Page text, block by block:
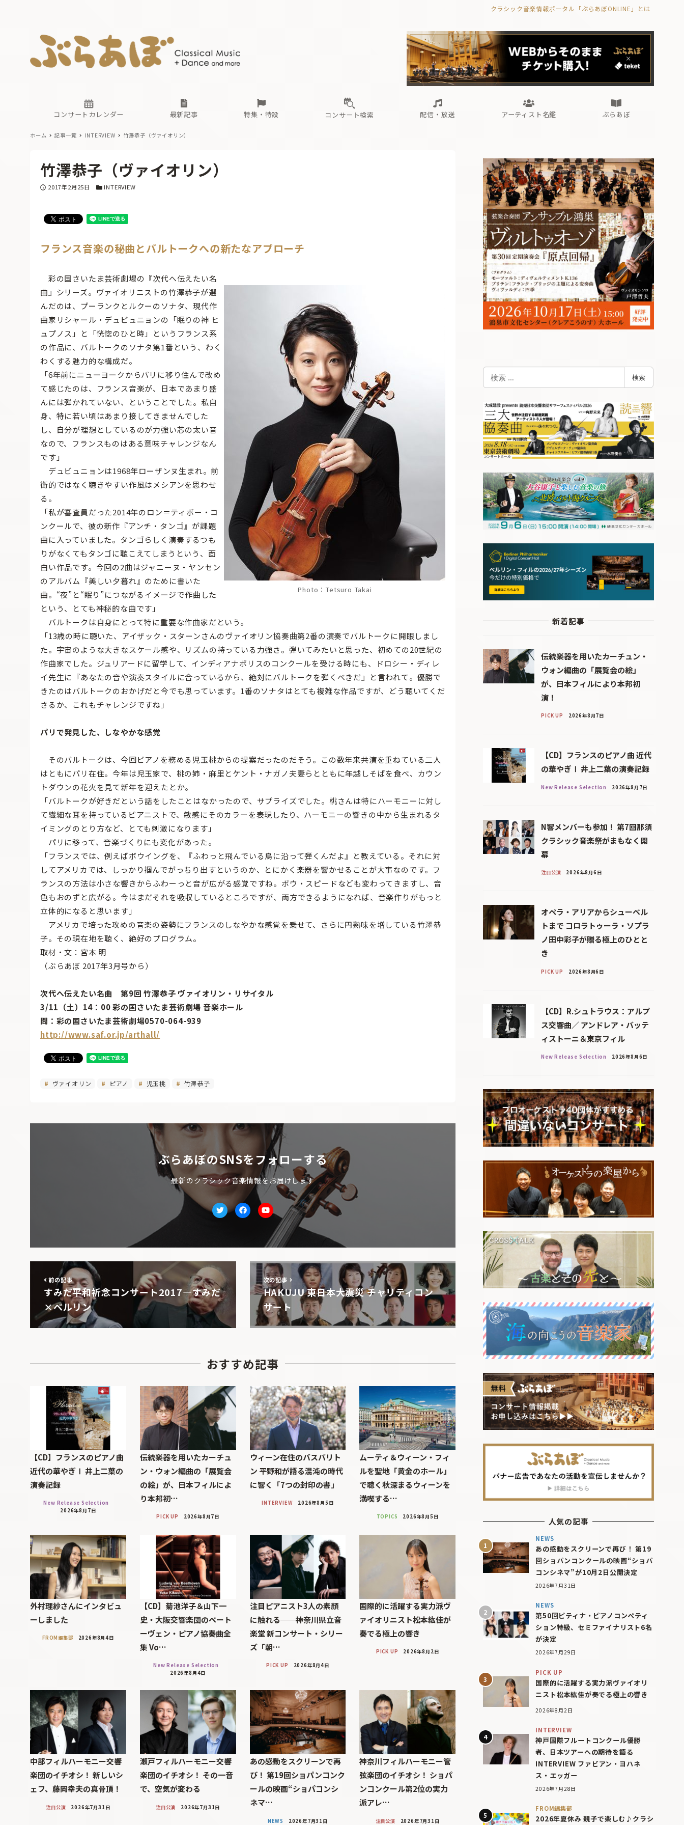
クラシック音楽情報ポータル「ぶらあぼONLINE」とは
コンサートカレンダー 最新記事
古楽とその先と ぶらあぼブラス！
フォルテピアノ・オデッセイ
特集・特設
現場のプロが推す！間違いないオーケストラコンサート
コンサート検索 配信・放送
無料ライブ配信スケジュール
アーティスト名鑑
あ か
ぶらあぼ
古楽とその先と 海の向こうの音楽家 Aからの眺望 ぶらあぼブラス！
フォルテピアノ・オデッセイ
過去の特集
無料ライブ配信スケジュール
あ か さ
ホーム 記事一覧 INTERVIEW 竹澤恭子（ヴァイオリン）
竹澤恭子（ヴァイオリン）
投稿日
2017年2月25日 カテゴリー
INTERVIEW
フランス音楽の秘曲とバルトークへの新たなアプローチ
Photo：Tetsuro Takai
彩の国さいたま芸術劇場の『次代へ伝えたい名
曲』シリーズ。ヴァイオリニストの竹澤恭子が選
んだのは、プーランクとルクーのソナタ、現代作
曲家リシャール・デュビュニョンの「眠りの神 ヒ
ュプノス」と「恍惚のひと時」というフランス系
の作品に、バルトークのソナタ第1番という、わく
わくする魅力的な構成だ。
「6年前にニューヨークからパリに移り住んで改め
て感じたのは、フランス音楽が、日本であまり盛
んには弾かれていない、ということでした。私自
身、特に若い頃はあまり接してきませんでした
し、自分が理想としているのが力強い芯の太い音
なので、フランスものはある意味チャレンジなん
です」
デュビュニョンは1968年ローザンヌ生まれ。前
衛的ではなく聴きやすい作風はメシアンを思わせ
る。
「私が審査員だった2014年のロン＝ティボー・コ
ンクールで、彼の新作『アンチ・タンゴ』が課題
曲に入っていました。タンゴらしく演奏するつも
りがなくてもタンゴに聴こえてしまうという、面
白い作品です。今回の2曲はジャニーヌ・ヤンセン
のアルバム『美しい夕暮れ』のために書いた
曲。“夜”と“眠り”につながるイメージで作曲した
という、とても神秘的な曲です」
バルトークは自身にとって特に重要な作曲家だという。
「13歳の時に聴いた、アイザック・スターンさんのヴァイオリン協奏曲第2番の演奏でバルトークに開眼しまし
た。宇宙のような大きなスケール感や、リズムの持っている力強さ。弾いてみたいと思った、初めての20世紀の
作曲家でした。ジュリアードに留学して、インディアナポリスのコンクールを受ける時にも、ドロシー・ディレ
イ先生に『あなたの音や演奏スタイルに合っているから、絶対にバルトークを弾くべきだ』と言われて。優勝で
きたのはバルトークのおかげだと今でも思っています。1番のソナタはとても複雑な作品ですが、どう聴いてくだ
さるか、これもチャレンジですね」
パリで発見した、しなやかな感覚
そのバルトークは、今回ピアノを務める児玉桃からの提案だったのだそう。この数年来共演を重ねている二人
はともにパリ在住。今年は児玉家で、桃の姉・麻里とケント・ナガノ夫妻らとともに年越しそばを食べ、カウン
トダウンの花火を見て新年を迎えたとか。
「バルトークが好きだという話をしたことはなかったので、サプライズでした。桃さんは特にハーモニーに対し
て繊細な耳を持っているピアニストで、敏感にそのカラーを表現したり、ハーモニーの響きの中から生まれるタ
イミングのとり方など、とても刺激になります」
パリに移って、音楽づくりにも変化があった。
「フランスでは、例えばボウイングを、『ふわっと飛んでいる鳥に沿って弾くんだよ』と教えている。それに対
してアメリカでは、しっかり掴んでがっちり出すというのか、とにかく楽器を響かせることが大事なのです。フ
ランスの方法は小さな響きからふわーっと音が広がる感覚ですね。ボウ・スピードなども変わってきますし、音
色もおのずと広がる。今はまだそれを吸収しているところですが、両方できるようになれば、音楽作りがもっと
立体的になると思います」
アメリカで培った攻めの音楽の姿勢にフランスのしなやかな感覚を乗せて、さらに円熟味を増している竹澤恭
子。その現在地を聴く、絶好のプログラム。
取材・文：宮本 明
（ぶらあぼ 2017年3月号から）
次代へ伝えたい名曲 第9回 竹澤恭子 ヴァイオリン・リサイタル
3/11（土）14：00 彩の国さいたま芸術劇場 音楽ホール
問：彩の国さいたま芸術劇場0570-064-939
http://www.saf.or.jp/arthall/
ヴァイオリン ピアノ 児玉桃 竹澤恭子
ぶらあぼのSNSをフォローする
最新のクラシック音楽情報をお届けします
TwitterfacebookYoutube
前の記事
すみだ平和祈念コンサート2017―すみだ
×ベルリン
次の記事
HAKUJU 東日本大震災 チャリティコン
サート
おすすめ記事
【CD】フランスのピアノ曲
近代の華やぎⅠ 井上二葉の
演奏記録
New Release Selection
2026年8月7日
伝統楽器を用いたカーチュ
ン・ウォン編曲の「展覧会
の絵」が、日本フィルによ
り本邦初…
PICK UP 2026年8月7日
ウィーン在住のバスバリト
ン 平野和が語る混沌の時代
に響く「7つの封印の書」
INTERVIEW 2026年8月5日
ムーティ＆ウィーン・フィ
ルを聖地「黄金のホール」
で聴く秋深まるウィーンを
満喫する…
TOPICS 2026年8月5日
外村理紗さんにインタビュ
ーしました
FROM編集部 2026年8月4日
【CD】菊池洋子＆山下一
史・大阪交響楽団のベート
ーヴェン・ピアノ協奏曲全
集 Vo…
New Release Selection
2026年8月4日
注目ピアニスト3人の素顔
に触れる──神奈川県立音
楽堂 新コンサート・シリー
ズ「朝…
PICK UP 2026年8月4日
国際的に活躍する実力派ヴ
ァイオリニスト松本紘佳が
奏でる極上の響き
PICK UP 2026年8月2日
中部フィルハーモニー交響
楽団のイチオシ！ 新しいシ
ェフ、藤岡幸夫の真骨頂！
注目公演 2026年7月31日
瀬戸フィルハーモニー交響
楽団のイチオシ！ その一音
で、空気が変わる
注目公演 2026年7月31日
あの感動をスクリーンで再
び！ 第19回ショパンコンク
ールの映画“ショパコンシ
ネマ…
NEWS 2026年7月31日
神奈川フィルハーモニー管
弦楽団のイチオシ！ ショパ
ンコンクール第2位の実力
派アレ…
注目公演 2026年7月31日
検
索
検索
新着記事
伝統楽器を用いたカーチュン・
ウォン編曲の「展覧会の絵」
が、日本フィルにより本邦初
演！
PICK UP 2026年8月7日
【CD】フランスのピアノ曲 近代
の華やぎⅠ 井上二葉の演奏記録
New Release Selection 2026年8月7日
N響メンバーも参加！ 第7回那須
クラシック音楽祭がまもなく開
幕
注目公演 2026年8月6日
オペラ・アリアからシューベル
トまで コロラトゥーラ・ソプラ
ノ田中彩子が贈る極上のひとと
き
PICK UP 2026年8月6日
【CD】R.シュトラウス：アルプ
ス交響曲／ アンドレア・バッテ
ィストーニ＆東京フィル
New Release Selection 2026年8月6日
人気の記事
NEWS
あの感動をスクリーンで再び！ 第19
回ショパンコンクールの映画“ショパ
コンシネマ”が10月2日公開決定
2026年7月31日
NEWS
第50回ピティナ・ピアノコンペティ
ション特級、セミファイナリスト6名
が決定
2026年7月29日
PICK UP
国際的に活躍する実力派ヴァイオリ
ニスト松本紘佳が奏でる極上の響き
2026年8月2日
INTERVIEW
神戸国際フルートコンクール優勝
者、日本ツアーへの期待を語る
INTERVIEW ファビアン・ヨハネ
ス・エッガー
2026年7月28日
FROM編集部
2026年夏休み 親子で楽しむ♪クラシ